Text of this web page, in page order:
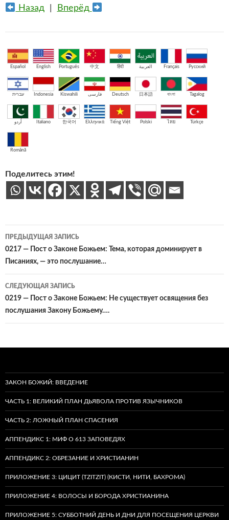
Назад| Вперёд
Español English Português 中文 हिंदी العربية Français Русский
עברית Indonesia Kiswahili فارسی Deutsch 日本語 বাংলা Tagalog
اُردو Italiano 한국어 Ελληνικά Tiếng Việt Polski ไทย Türkçe
Română
Поделитесь этим!
Навигация
по
записям
ПРЕДЫДУЩАЯ ЗАПИСЬ
0217 — Пост о Законе Божьем: Тема, которая доминирует в
Писаниях, — это послушание…
СЛЕДУЮЩАЯ ЗАПИСЬ
0219 — Пост о Законе Божьем: Не существует освящения без
послушания Закону Божьему….
ЗАКОН БОЖИЙ: ВВЕДЕНИЕ
ЧАСТЬ 1: ВЕЛИКИЙ ПЛАН ДЬЯВОЛА ПРОТИВ ЯЗЫЧНИКОВ
ЧАСТЬ 2: ЛОЖНЫЙ ПЛАН СПАСЕНИЯ
АППЕНДИКС 1: МИФ О 613 ЗАПОВЕДЯХ
АППЕНДИКС 2: ОБРЕЗАНИЕ И ХРИСТИАНИН
ПРИЛОЖЕНИЕ 3: ЦИЦИТ (TZITZIT) (КИСТИ, НИТИ, БАХРОМА)
ПРИЛОЖЕНИЕ 4: ВОЛОСЫ И БОРОДА ХРИСТИАНИНА
ПРИЛОЖЕНИЕ 5: СУББОТНИЙ ДЕНЬ И ДНИ ДЛЯ ПОСЕЩЕНИЯ ЦЕРКВИ